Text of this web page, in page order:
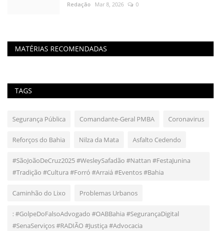
Redação Mar 8, 2026 0
MATÉRIAS RECOMENDADAS
TAGS
Segurança Pública Comandante-Geral PMBA Coronavirus
Reforços do Bahia Nilza da Mata Asfalto Cedendo
#SãoJoãoDeCruz2025 #WesleySafadão #Nattan #FestaJunina
#Tradição #Cultura #Forró #Arraiá #Eventos #Bahia
Caminhão do Lixo Problemas Urbanos
: #GolpeDoFalsoAdvogado #OABBahia #SegurançaDigital
#SenaServiços #RADIÃO #Justiça #Advocacia